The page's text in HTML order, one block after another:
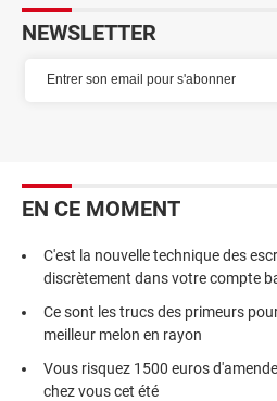
NEWSLETTER
EN CE MOMENT
C'est la nouvelle technique des
discrètement dans votre compte
Ce sont les trucs des primeurs
meilleur melon en rayon
Vous risquez 1500 euros
chez vous cet été